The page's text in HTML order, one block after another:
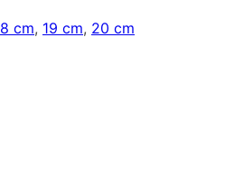
cm, 19 cm, 20 cm